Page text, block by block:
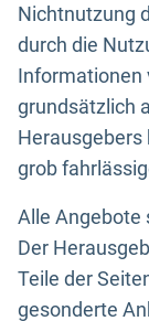
Nichtnutzung
durch die
Informationen
grundsätzlich
grob
Alle Angebote
Der
Teile der
gesonderte